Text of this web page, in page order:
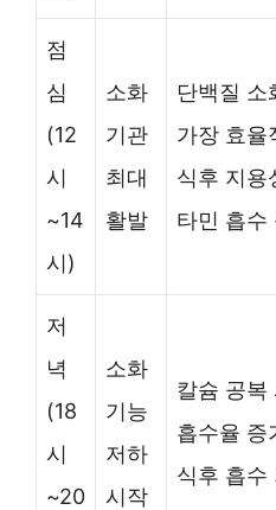
점
심
(12
시
~14
시)
소화
기관
최대
활발
단백질 소
가장 효율
식후 지용
타민 흡수
저
녁
(18
시
~20
소화
기능
저하
시작
칼슘 공복
흡수율 증
식후 흡수